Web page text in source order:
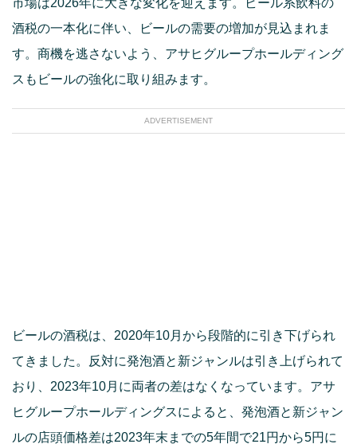
市場は2026年に大きな変化を迎えます。ビール系飲料の
酒税の一本化に伴い、ビールの需要の増加が見込まれま
す。商機を逃さないよう、アサヒグループホールディング
スもビールの強化に取り組みます。
ADVERTISEMENT
ビールの酒税は、2020年10月から段階的に引き下げられ
てきました。反対に発泡酒と新ジャンルは引き上げられて
おり、2023年10月に両者の差はなくなっています。アサ
ヒグループホールディングスによると、発泡酒と新ジャン
ルの店頭価格差は2023年末までの5年間で21円から5円に